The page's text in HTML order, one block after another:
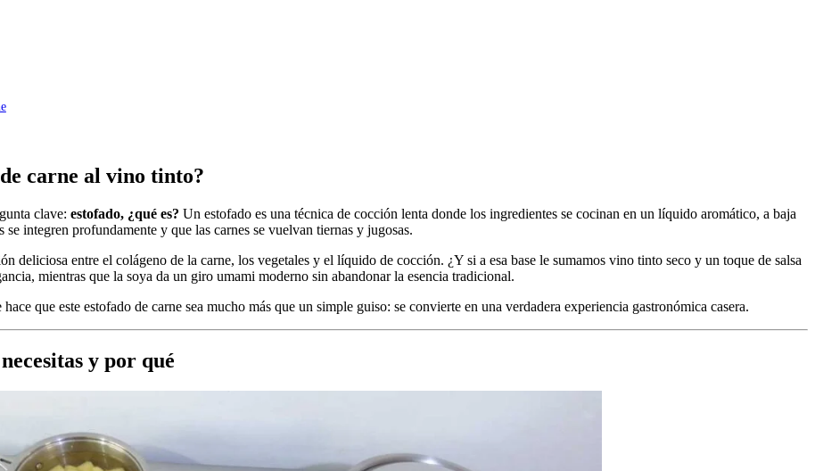
carne al vino tinto?
clave: estofado, ¿qué es? Un estofado es una técnica de cocción lenta donde los ingredientes se cocinan en un líquido aromático, a baja
integren profundamente y que las carnes se vuelvan tiernas y jugosas.
deliciosa entre el colágeno de la carne, los vegetales y el líquido de cocción. ¿Y si a esa base le sumamos vino tinto seco y un toque de salsa
mientras que la soya da un giro umami moderno sin abandonar la esencia tradicional.
que este estofado de carne sea mucho más que un simple guiso: se convierte en una verdadera experiencia gastronómica casera.
y por qué